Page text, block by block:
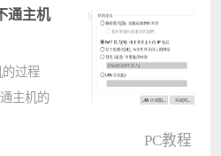
蒙版
通主机
过程
主机的
PC教程